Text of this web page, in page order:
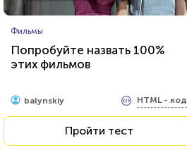
Фильмы
Попробуйте назвать 100%
этих фильмов
balynskiy HTML - код
Пройти тест